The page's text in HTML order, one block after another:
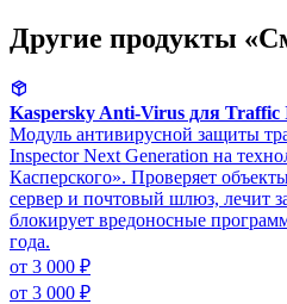
Другие продукты
Kaspersky Anti-Virus для Traffic
Модуль антивирусной защиты
Inspector Next Generation на
Касперского». Проверяет
сервер и почтовый шлюз, лечит
блокирует вредоносные
года.
от 3 000 ₽
от 3 000 ₽